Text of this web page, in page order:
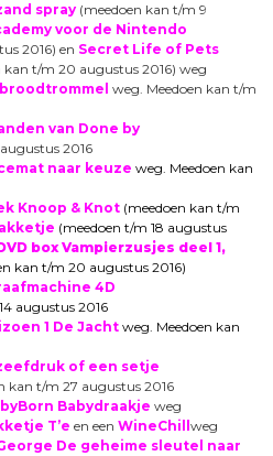
spray (meedoen kan t/m 9
voor de Nintendo
2016) en Secret Life of Pets
kan t/m 20 augustus 2016) weg
weg. Meedoen kan t/m
van Done by
2016
naar keuze weg. Meedoen kan
Knoop & Knot (meedoen kan t/m
(meedoen t/m 18 augustus
box Vampierzusjes deel 1,
kan t/m 20 augustus 2016)
4D
augustus 2016
1 De Jacht weg. Meedoen kan
of een setje
kan t/m 27 augustus 2016
Babydraakje weg
T’e en een WineChill weg
De geheime sleutel naar